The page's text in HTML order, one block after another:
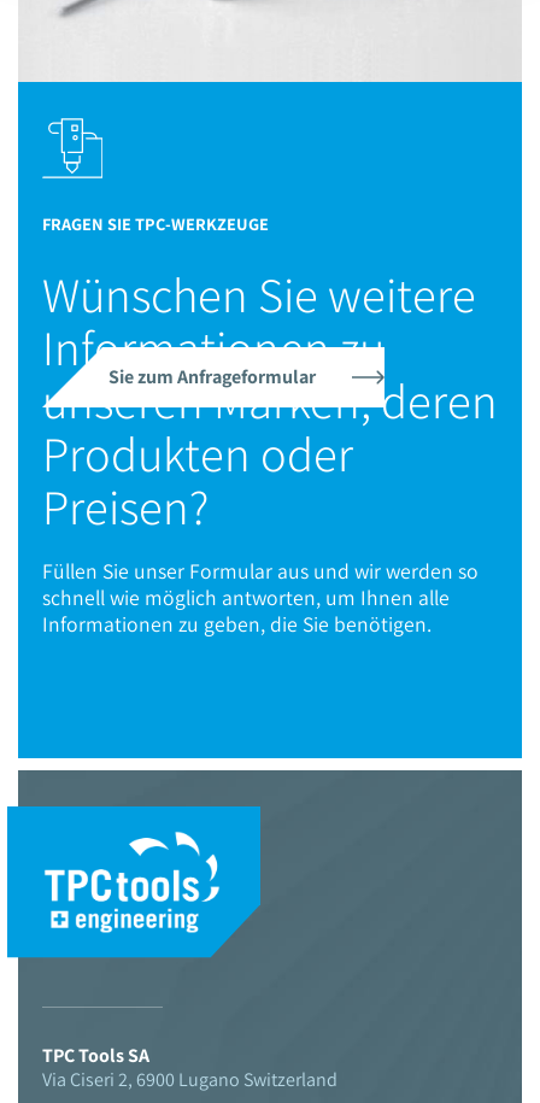
Slide 3 of 8.
FRAGEN SIE TPC-WERKZEUGE
Wünschen Sie weitere
Informationen zu
unseren Marken, deren
Produkten oder
Preisen?
Füllen Sie unser Formular aus und wir werden so
schnell wie möglich antworten, um Ihnen alle
Informationen zu geben, die Sie benötigen.
Sie zum Anfrageformular
TPC Tools SA
Via Ciseri 2, 6900 Lugano Switzerland